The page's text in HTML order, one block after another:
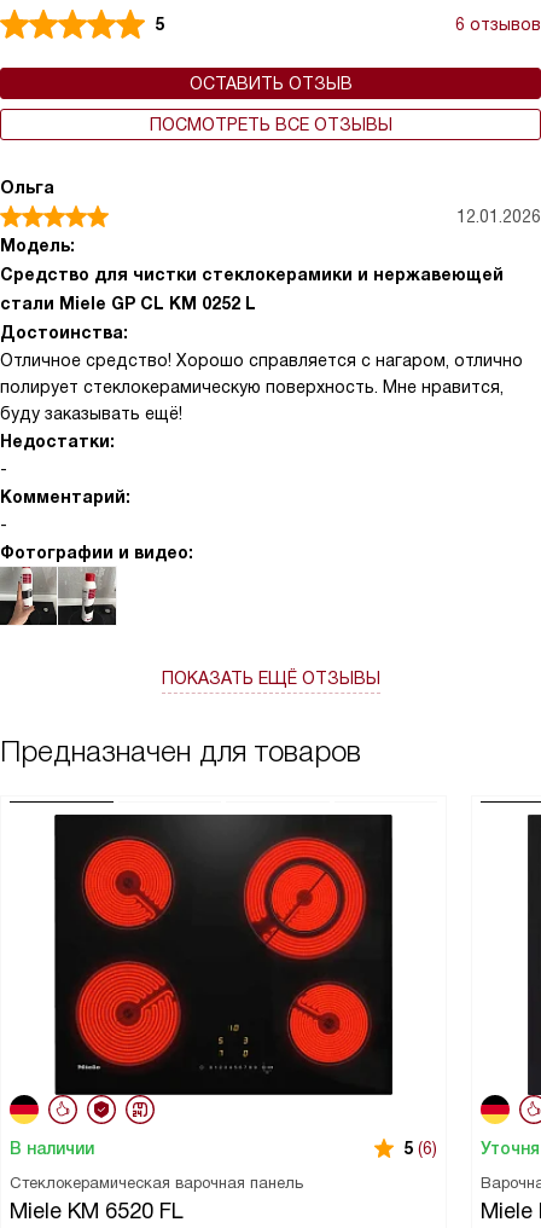
5 6 отзывов
ОСТАВИТЬ ОТЗЫВ
ПОСМОТРЕТЬ ВСЕ ОТЗЫВЫ
Ольга
12.01.2026
Модель:
Средство для чистки стеклокерамики и нержавеющей
стали Miele GP CL KM 0252 L
Достоинства:
Отличное средство! Хорошо справляется с нагаром, отлично
полирует стеклокерамическую поверхность. Мне нравится,
буду заказывать ещё!
Недостатки:
-
Комментарий:
-
Фотографии и видео:
ПОКАЗАТЬ ЕЩЁ ОТЗЫВЫ
Предназначен для товаров
В наличии 5 (6)
Стеклокерамическая варочная панель
Miele KM 6520 FL Miele